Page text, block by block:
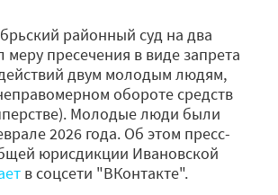
районный суд на два
пресечения в виде запрета
двум молодым людям,
обороте средств
Молодые люди были
2026 года. Об этом пресс-
юрисдикции Ивановской
в соцсети "ВКонтакте".